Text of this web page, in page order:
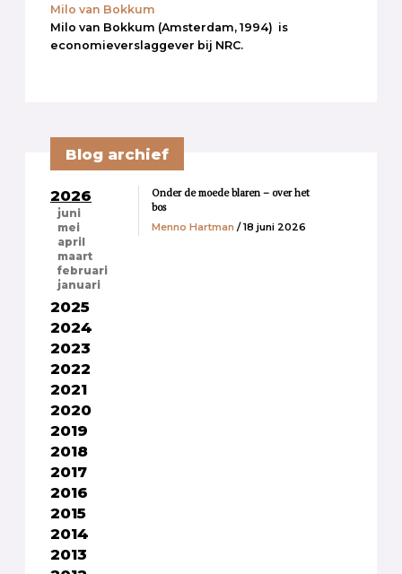
Milo van Bokkum
Milo van Bokkum (Amsterdam, 1994) is
economieverslaggever bij NRC.
Blog archief
2026
juni
mei
april
maart
februari
januari
2025
2024
2023
2022
2021
2020
2019
2018
2017
2016
2015
2014
2013
Onder de moede blaren – over het
bos
Menno Hartman / 18 juni 2026